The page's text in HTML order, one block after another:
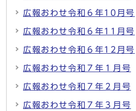
広報おわせ令和６年10月号
広報おわせ令和６年11月号
広報おわせ令和６年12月号
広報おわせ令和７年１月号
広報おわせ令和７年２月号
広報おわせ令和７年３月号